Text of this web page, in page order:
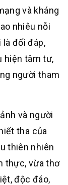
và kháng
nhiêu nỗi
là đối đáp,
hiện tâm tư,
người tham
và người
tha của
thiên nhiên
thực, vừa thơ
độc đáo,